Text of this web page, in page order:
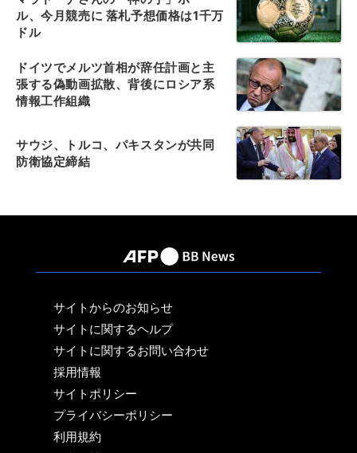
ル、今月競売に 落札予想価格は1千万
ドル
ドイツでメルツ首相が辞任計画と主
張する偽動画拡散、背後にロシア系
情報工作組織
サウジ、トルコ、パキスタンが共同
防衛協定締結
サイトからのお知らせ
サイトに関するヘルプ
サイトに関するお問い合わせ
採用情報
サイトポリシー
プライバシーポリシー
利用規約